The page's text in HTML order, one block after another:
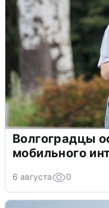
Волгоградцы
мобильного
6 августа 0